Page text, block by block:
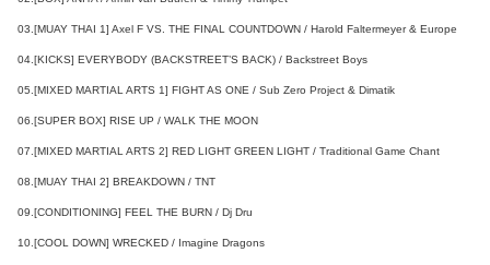
03.[MUAY THAI 1] Axel F VS. THE FINAL COUNTDOWN / Harold Faltermeyer & Europe
04.[KICKS] EVERYBODY (BACKSTREET’S BACK) / Backstreet Boys
05.[MIXED MARTIAL ARTS 1] FIGHT AS ONE / Sub Zero Project & Dimatik
06.[SUPER BOX] RISE UP / WALK THE MOON
07.[MIXED MARTIAL ARTS 2] RED LIGHT GREEN LIGHT / Traditional Game Chant
08.[MUAY THAI 2] BREAKDOWN / TNT
09.[CONDITIONING] FEEL THE BURN / Dj Dru
10.[COOL DOWN] WRECKED / Imagine Dragons